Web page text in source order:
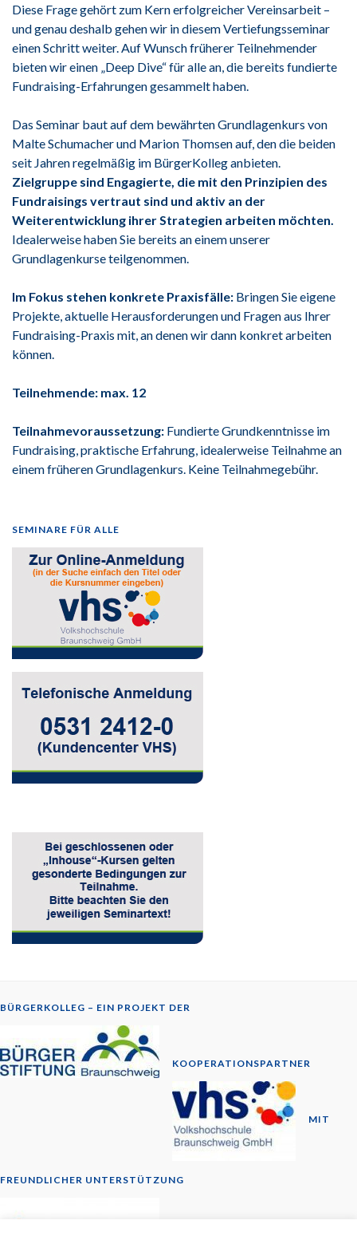
Diese Frage gehört zum Kern erfolgreicher Vereinsarbeit –
und genau deshalb gehen wir in diesem Vertiefungsseminar
einen Schritt weiter. Auf Wunsch früherer Teilnehmender
bieten wir einen „Deep Dive“ für alle an, die bereits fundierte
Fundraising-Erfahrungen gesammelt haben.
Das Seminar baut auf dem bewährten Grundlagenkurs von
Malte Schumacher und Marion Thomsen auf, den die beiden
seit Jahren regelmäßig im BürgerKolleg anbieten.
Zielgruppe sind Engagierte, die mit den Prinzipien des
Fundraisings vertraut sind und aktiv an der
Weiterentwicklung ihrer Strategien arbeiten möchten.
Idealerweise haben Sie bereits an einem unserer
Grundlagenkurse teilgenommen.
Im Fokus stehen konkrete Praxisfälle: Bringen Sie eigene
Projekte, aktuelle Herausforderungen und Fragen aus Ihrer
Fundraising-Praxis mit, an denen wir dann konkret arbeiten
können.
Teilnehmende: max. 12
Teilnahmevoraussetzung: Fundierte Grundkenntnisse im
Fundraising, praktische Erfahrung, idealerweise Teilnahme an
einem früheren Grundlagenkurs. Keine Teilnahmegebühr.
SEMINARE FÜR ALLE
BÜRGERKOLLEG – EIN PROJEKT DER
KOOPERATIONSPARTNER
MIT
FREUNDLICHER UNTERSTÜTZUNG